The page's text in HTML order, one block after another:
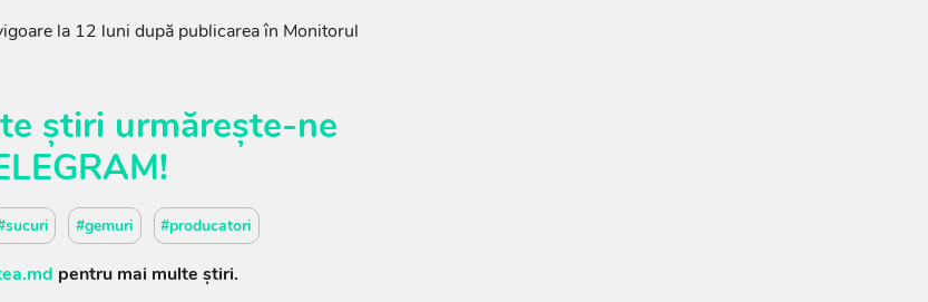
la 12 luni după publicarea în Monitorul
știri urmărește-ne
!
#gemuri #producatori
pentru mai multe știri.